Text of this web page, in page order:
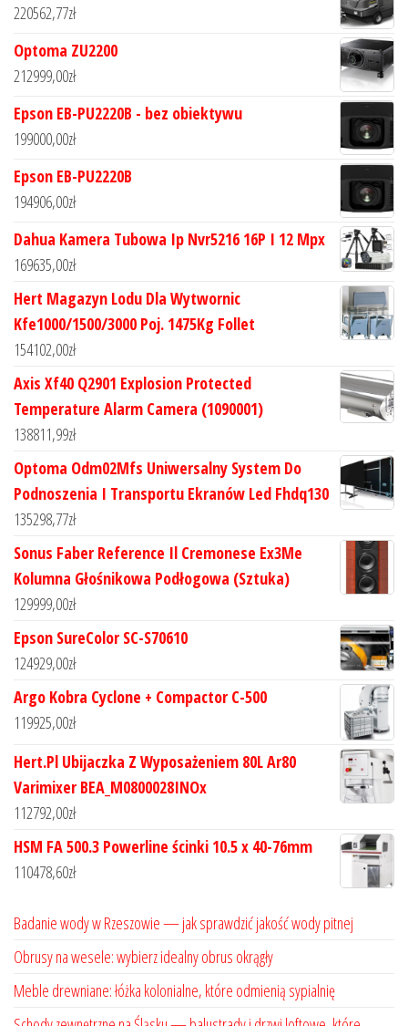
220562,77zł
Optoma ZU2200
212999,00zł
Epson EB-PU2220B - bez obiektywu
199000,00zł
Epson EB-PU2220B
194906,00zł
Dahua Kamera Tubowa Ip Nvr5216 16P I 12 Mpx
169635,00zł
Hert Magazyn Lodu Dla Wytwornic
Kfe1000/1500/3000 Poj. 1475Kg Follet
154102,00zł
Axis Xf40 Q2901 Explosion Protected
Temperature Alarm Camera (1090001)
138811,99zł
Optoma Odm02Mfs Uniwersalny System Do
Podnoszenia I Transportu Ekranów Led Fhdq130
135298,77zł
Sonus Faber Reference Il Cremonese Ex3Me
Kolumna Głośnikowa Podłogowa (Sztuka)
129999,00zł
Epson SureColor SC-S70610
124929,00zł
Argo Kobra Cyclone + Compactor C-500
119925,00zł
Hert.Pl Ubijaczka Z Wyposażeniem 80L Ar80
Varimixer BEA_M0800028INOx
112792,00zł
HSM FA 500.3 Powerline ścinki 10.5 x 40-76mm
110478,60zł
Badanie wody w Rzeszowie — jak sprawdzić jakość wody pitnej
Obrusy na wesele: wybierz idealny obrus okrągły
Meble drewniane: łóżka kolonialne, które odmienią sypialnię